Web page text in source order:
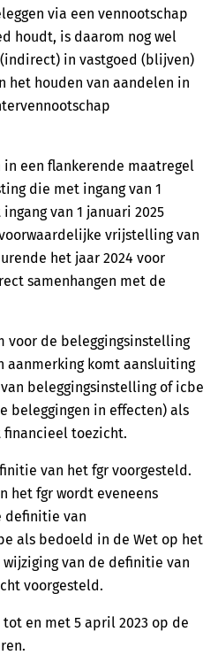
via een vennootschap
houdt, is daarom nog wel
in vastgoed (blijven)
het houden van aandelen in
een flankerende maatregel
die met ingang van 1
van 1 januari 2025
vrijstelling van
het jaar 2024 voor
samenhangen met de
voor de beleggingsinstelling
aanmerking komt aansluiting
beleggingsinstelling of icbe
beleggingen in effecten) als
toezicht.
van het fgr voorgesteld.
het fgr wordt eveneens
definitie van
als bedoeld in de Wet op het
van de definitie van
voorgesteld.
en met 5 april 2023 op de